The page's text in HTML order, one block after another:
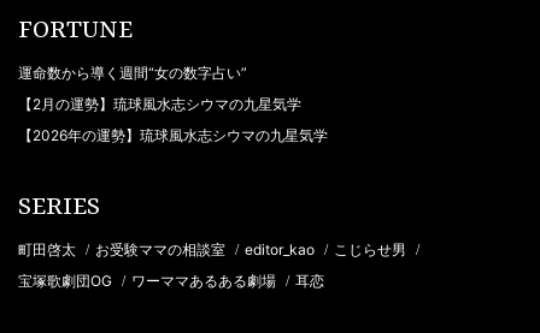
FORTUNE
運命数から導く週間“女の数字占い”
【2月の運勢】琉球風水志シウマの九星気学
【2026年の運勢】琉球風水志シウマの九星気学
SERIES
町田啓太 / お受験ママの相談室 / editor_kao / こじらせ男 /
宝塚歌劇団OG / ワーママあるある劇場 / 耳恋